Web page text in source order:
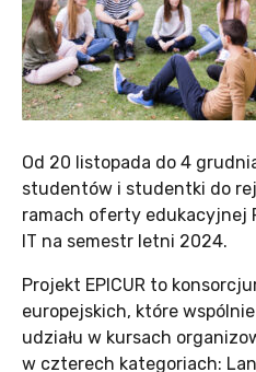
Od 20 listopada do 4
studentów i studentki do
ramach oferty edukacyjnej
IT na semestr letni 2024.
Projekt EPICUR to
europejskich, które
udziału w kursach
w czterech kategoriach: